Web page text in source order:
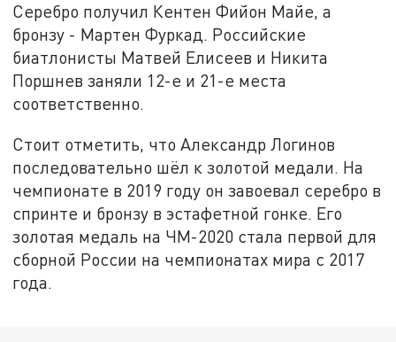
Серебро получил Кентен Фийон Майе, а
бронзу - Мартен Фуркад. Российские
биатлонисты Матвей Елисеев и Никита
Поршнев заняли 12-е и 21-е места
соответственно.
Стоит отметить, что Александр Логинов
последовательно шёл к золотой медали. На
чемпионате в 2019 году он завоевал серебро в
спринте и бронзу в эстафетной гонке. Его
золотая медаль на ЧМ-2020 стала первой для
сборной России на чемпионатах мира с 2017
года.